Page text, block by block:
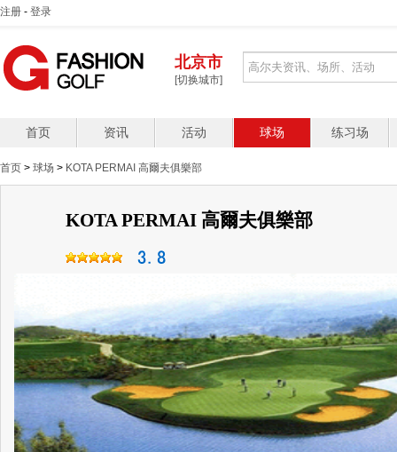
注册 - 登录
北京市
[切换城市]
首页 资讯 活动 球场 练习场
首页 > 球场 > KOTA PERMAI 高爾夫俱樂部
KOTA PERMAI 高爾夫俱樂部